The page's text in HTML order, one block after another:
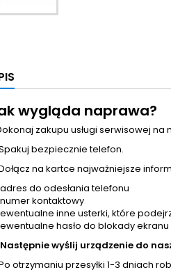
wygląda naprawa?
zakupu usługi serwisowej na
bezpiecznie telefon.
na kartce najważniejsze
adres do odesłania telefonu
numer kontaktowy
ewentualne inne usterki, które
ewentualne hasło do blokady ekranu
wyślij urządzenie do
otrzymaniu przesyłki 1-3 dniach